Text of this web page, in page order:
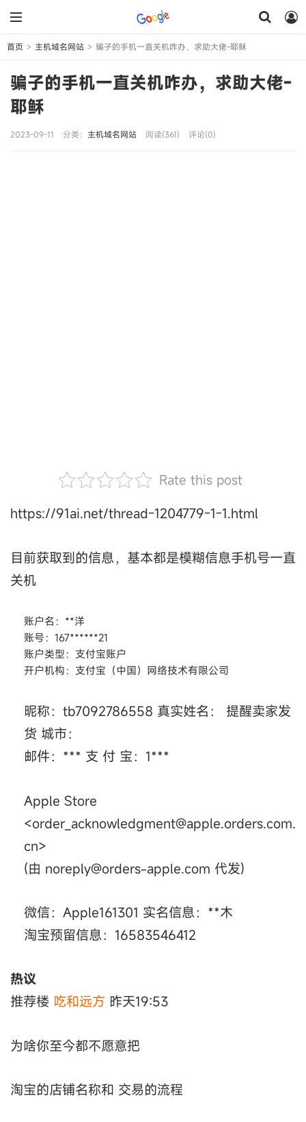
首页 > 主机域名网站 > 骗子的手机一直关机咋办，求助大佬-耶稣
骗子的手机一直关机咋办，求助大佬-
耶稣
2023-09-11 分类： 主机域名网站 阅读(361) 评论(0)
Rate this post
https://91ai.net/thread-1204779-1-1.html
目前获取到的信息，基本都是模糊信息手机号一直
关机
账户名：**洋
账号：167******21
账户类型：支付宝账户
开户机构：支付宝（中国）网络技术有限公司
昵称：tb7092786558 真实姓名： 提醒卖家发
货 城市：
邮件：*** 支 付 宝：1***
Apple Store
<order_acknowledgment@apple.orders.com.
cn>
(由 noreply@orders-apple.com 代发)
微信：Apple161301 实名信息：**木
淘宝预留信息：16583546412
热议
推荐楼 吃和远方 昨天19:53
为啥你至今都不愿意把
淘宝的店铺名称和 交易的流程